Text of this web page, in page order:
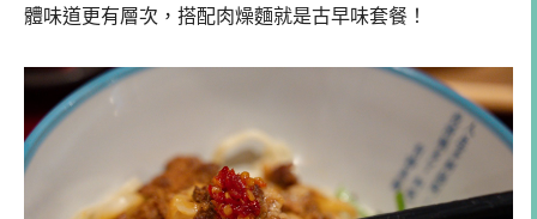
體味道更有層次，搭配肉燥麵就是古早味套餐！